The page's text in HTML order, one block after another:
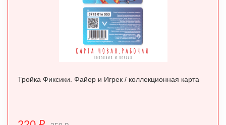
Тройка Фиксики. Файер и Игрек / коллекционная карта